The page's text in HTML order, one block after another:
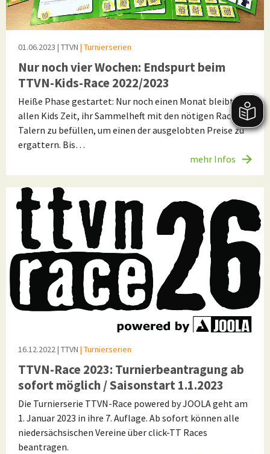
01.06.2023 | TTVN | Turnierserien
Nur noch vier Wochen: Endspurt beim
TTVN-Kids-Race 2022/2023
Heiße Phase gestartet: Nur noch einen Monat bleibt
allen Kids Zeit, ihr Sammelheft mit den nötigen Race-
Talern zu befüllen, um einen der ausgelobten Preise zu
ergattern. Bis…
mehr Infos
16.12.2022| TTVN | Turnierserien
TTVN-Race 2023: Turnierbeantragung ab
sofort möglich / Saisonstart 1.1.2023
Die Turnierserie TTVN-Race powered by JOOLA geht am
1. Januar 2023 in ihre 7. Auflage. Ab sofort können alle
niedersächsischen Vereine über click-TT Races
beantragen.